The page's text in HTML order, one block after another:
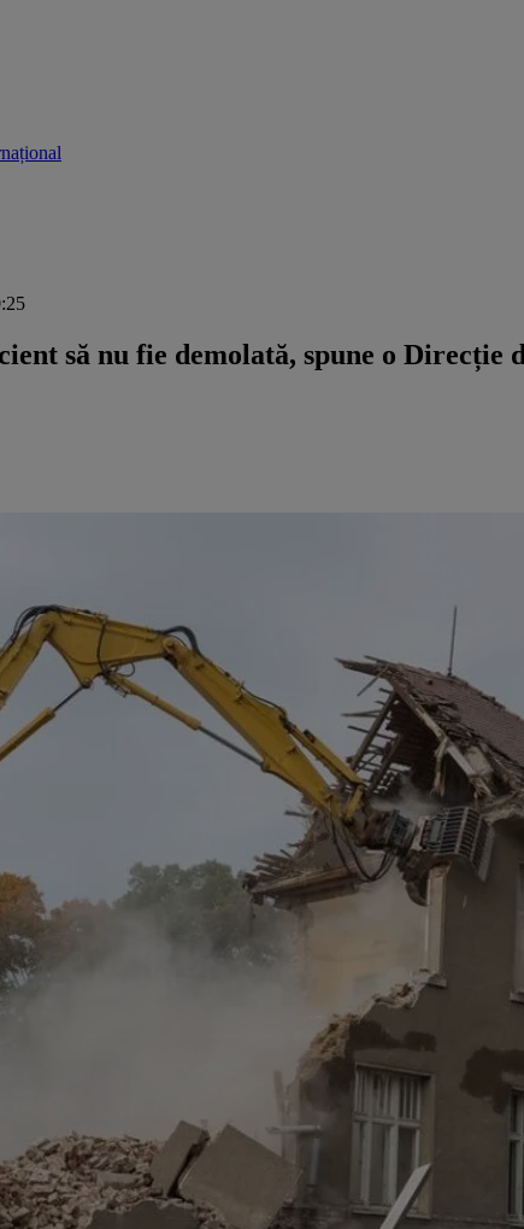
să nu fie demolată, spune o